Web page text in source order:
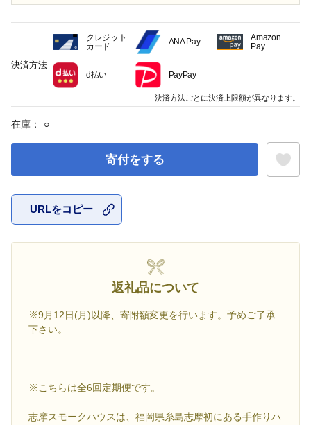
在庫： ○
寄付をする
URLをコピー
返礼品について
※9月12日(月)以降、寄附額変更を行います。予めご了承
下さい。
※こちらは全6回定期便です。
志摩スモークハウスは、福岡県糸島志摩初にある手作りハ
決済方法
クレジット
カード
ANA Pay
Amazon
Pay
d払い PayPay
決済方法ごとに決済上限額が異なります。